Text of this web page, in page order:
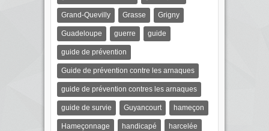
Grand-Quevilly Grasse Grigny
Guadeloupe guerre guide
guide de prévention
Guide de prévention contre les arnaques
guide de prévention contres les arnaques
guide de survie Guyancourt hameçon
Hameçonnage handicapé harcelée